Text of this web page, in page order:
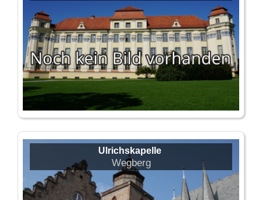
Ulrichskapelle
Wegberg